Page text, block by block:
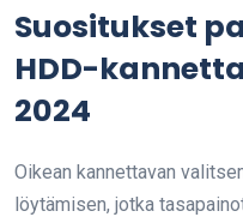
Suositukset
HDD-
2024
Oikean kannettavan
löytämisen, jotka